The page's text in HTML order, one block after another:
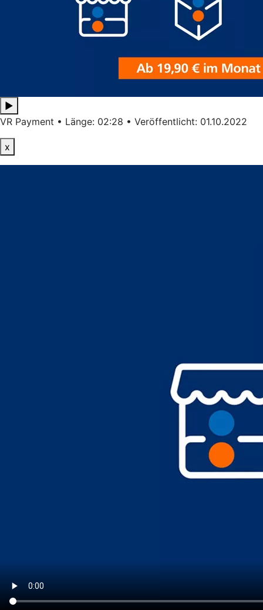
▶
VR Payment • Länge: 02:28 • Veröffentlicht: 01.10.2022
x